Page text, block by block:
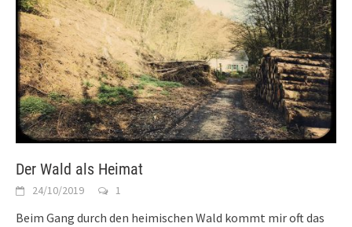
Der Wald als Heimat
24/10/2019 1
Beim Gang durch den heimischen Wald kommt mir oft das